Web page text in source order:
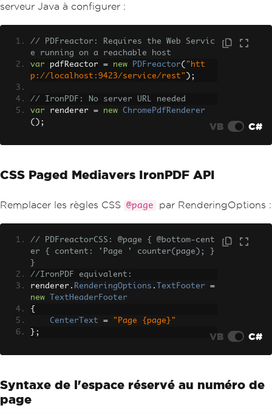
serveur Java à configurer :
// PDFreactor: Requires the Web Servic
e running on a reachable host
var pdfReactor = new PDFreactor( "htt
p://localhost:9423/service/rest" );
// IronPDF: No server URL needed
var renderer = new
ChromePdfRenderer
();
VB C#
CSS Paged Mediavers IronPDF API
Remplacer les règles CSS @page par RenderingOptions :
// PDFreactorCSS: @page { @bottom-cent
er { content: 'Page ' counter(page); }
}
//IronPDF equivalent:
renderer . RenderingOptions . TextFooter
=
new
TextHeaderFooter
{
CenterText
=
"Page {page}"
};
VB C#
Syntaxe de l'espace réservé au numéro de
page